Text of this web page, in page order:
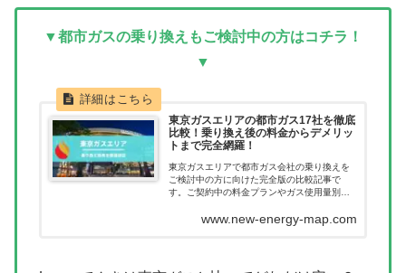
▼都市ガスの乗り換えもご検討中の方はコチラ！
▼
東京ガスエリアの都市ガス17社を徹底
比較！乗り換え後の料金からデメリッ
トまで完全網羅！
東京ガスエリアで都市ガス会社の乗り換えを
ご検討中の方に向けた完全版の比較記事で
す。ご契約中の料金プランやガス使用量別に
だけます。都市ガス会社を乗り換えたあとに
www.new-energy-map.com